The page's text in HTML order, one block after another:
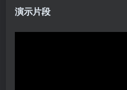
演示片段